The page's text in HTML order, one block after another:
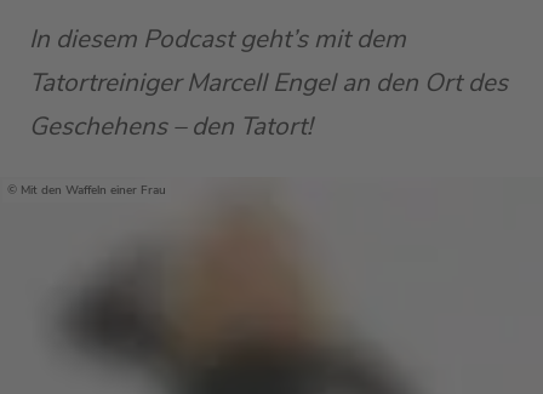
In diesem Podcast geht’s mit dem
Tatortreiniger Marcell Engel an den Ort des
Geschehens – den Tatort!
Mit den Waffeln einer Frau